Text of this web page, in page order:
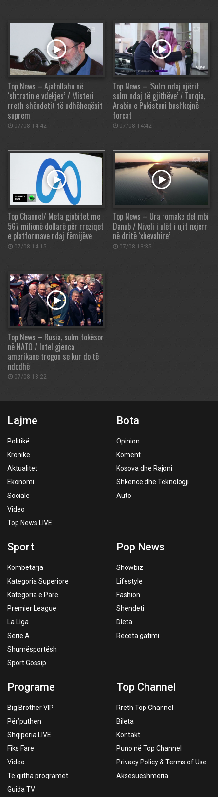
Top News – Ajatollahu në
‘shtratin e vdekjes’ / Misteri
rreth shëndetit të udhëheqësit
suprem
07/08 14:42
Top News – ‘Sulm ndaj njërit,
sulm ndaj të gjithëve’ / Turqia,
Arabia e Pakistani bashkojnë
forcat
07/08 14:42
Top Channel/ Meta gjobitet me
567 milionë dollarë për rreziqet
e platformave ndaj fëmijëve
07/08 14:15
Top News – Ura romake del mbi
Danub / Niveli i ulët i ujit nxjerr
në dritë ‘xhevahire’
07/08 13:35
Top News – Rusia, sulm tokësor
në NATO / Inteligjenca
amerikane tregon se kur do të
ndodhë
07/08 13:22
Lajme
Politikë
Kronikë
Aktualitet
Ekonomi
Sociale
Video
Top News LIVE
Bota
Opinion
Koment
Kosova dhe Rajoni
Shkencë dhe Teknologji
Auto
Sport
Kombëtarja
Kategoria Superiore
Kategoria e Parë
Premier League
La Liga
Serie A
Shumësportësh
Sport Gossip
Pop News
Showbiz
Lifestyle
Fashion
Shëndeti
Dieta
Receta gatimi
Programe
Big Brother VIP
Për’puthen
Shqipëria LIVE
Fiks Fare
Video
Të gjitha programet
Guida TV
Top Channel
Rreth Top Channel
Bileta
Kontakt
Puno në Top Channel
Privacy Policy & Terms of Use
Aksesueshmëria